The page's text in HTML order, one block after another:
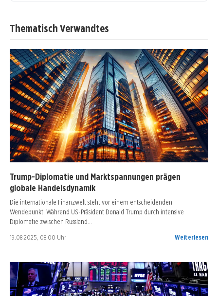
Thematisch Verwandtes
Trump-Diplomatie und Marktspannungen prägen
globale Handelsdynamik
Die internationale Finanzwelt steht vor einem entscheidenden
Wendepunkt. Während US-Präsident Donald Trump durch intensive
Diplomatie zwischen Russland…
19.08.2025, 08:00 Uhr Weiterlesen